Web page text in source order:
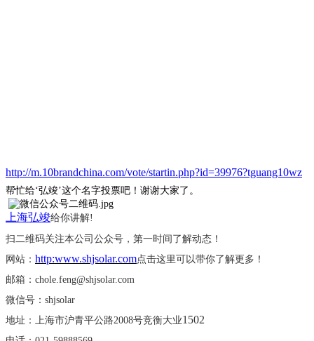
http://m.10brandchina.com/vote/startin.php?id=39976?tguang10wz
帮忙给‘弘竣’这个名字投票吧！谢谢大家了。
上海弘竣给你讲解!
扫二维码关注本公司公众号，第一时间了解动态！
网站： http:www.shjsolar.com点击这里可以带你了解更多！
邮箱： chole.feng@shjsolar.com
微信号： shjsolar
地址：上海市沪青平公路2008号竞衡大业1502